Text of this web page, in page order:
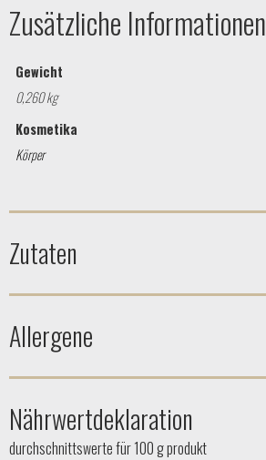
Zusätzliche Informationen
Gewicht
0,260 kg
Kosmetika
Körper
Zutaten
Allergene
Nährwertdeklaration
durchschnittswerte für 100 g produkt